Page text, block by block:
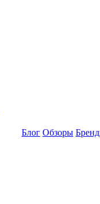
Блог Обзоры